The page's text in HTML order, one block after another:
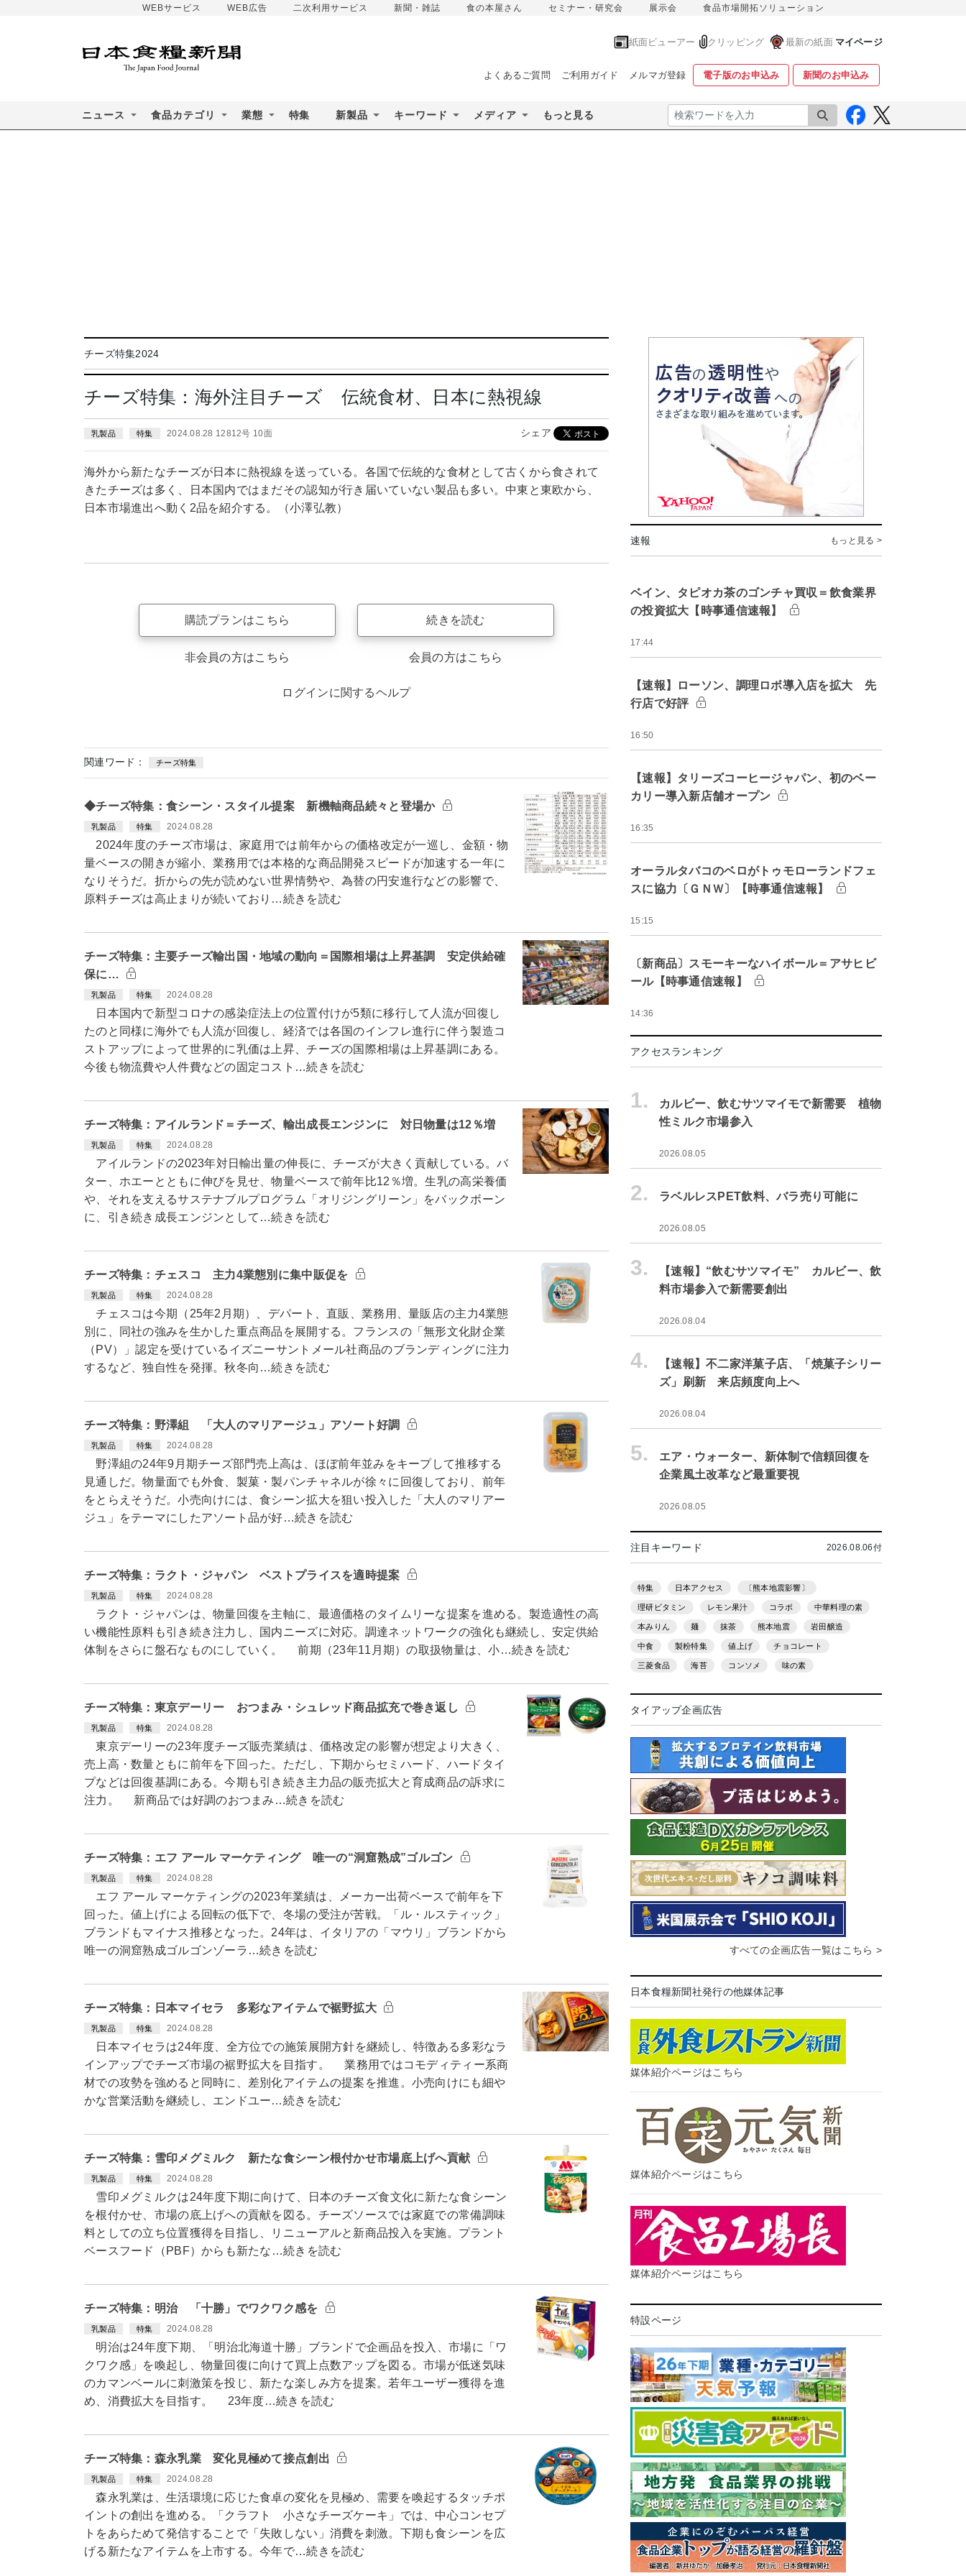
WEBサービス WEB広告 二次利用サービス 新聞・雑誌 食の本屋さん セミナー・研究会 展示会 食品市場開拓ソリューション
紙面ビューアー クリッピング 最新の紙面 マイページ
よくあるご質問 ご利用ガイド メルマガ登録 電子版のお申込み 新聞のお申込み
ニュース 食品カテゴリ 業態 特集 新製品 キーワード メディア もっと見る 検索
チーズ特集2024
チーズ特集：海外注目チーズ 伝統食材、日本に熱視線
乳製品 特集 2024.08.28 12812号 10面 シェア
海外から新たなチーズが日本に熱視線を送っている。各国で伝統的な食材として古くから食されて
きたチーズは多く、日本国内ではまだその認知が行き届いていない製品も多い。中東と東欧から、
日本市場進出へ動く2品を紹介する。（小澤弘教）
購読プランはこちら
非会員の方はこちら
続きを読む
会員の方はこちら
ログインに関するヘルプ
関連ワード： チーズ特集
◆チーズ特集：食シーン・スタイル提案 新機軸商品続々と登場か
乳製品 特集 2024.08.28
2024年度のチーズ市場は、家庭用では前年からの価格改定が一巡し、金額・物
量ベースの開きが縮小、業務用では本格的な商品開発スピードが加速する一年に
なりそうだ。折からの先が読めない世界情勢や、為替の円安進行などの影響で、
原料チーズは高止まりが続いており…続きを読む
チーズ特集：主要チーズ輸出国・地域の動向＝国際相場は上昇基調 安定供給確
保に…
乳製品 特集 2024.08.28
日本国内で新型コロナの感染症法上の位置付けが5類に移行して人流が回復し
たのと同様に海外でも人流が回復し、経済では各国のインフレ進行に伴う製造コ
ストアップによって世界的に乳価は上昇、チーズの国際相場は上昇基調にある。
今後も物流費や人件費などの固定コスト…続きを読む
チーズ特集：アイルランド＝チーズ、輸出成長エンジンに 対日物量は12％増
乳製品 特集 2024.08.28
アイルランドの2023年対日輸出量の伸長に、チーズが大きく貢献している。バ
ター、ホエーとともに伸びを見せ、物量ベースで前年比12％増。生乳の高栄養価
や、それを支えるサステナブルプログラム「オリジングリーン」をバックボーン
に、引き続き成長エンジンとして…続きを読む
チーズ特集：チェスコ 主力4業態別に集中販促を
乳製品 特集 2024.08.28
チェスコは今期（25年2月期）、デパート、直販、業務用、量販店の主力4業態
別に、同社の強みを生かした重点商品を展開する。フランスの「無形文化財企業
（PV）」認定を受けているイズニーサントメール社商品のブランディングに注力
するなど、独自性を発揮。秋冬向…続きを読む
チーズ特集：野澤組 「大人のマリアージュ」アソート好調
乳製品 特集 2024.08.28
野澤組の24年9月期チーズ部門売上高は、ほぼ前年並みをキープして推移する
見通しだ。物量面でも外食、製菓・製パンチャネルが徐々に回復しており、前年
をとらえそうだ。小売向けには、食シーン拡大を狙い投入した「大人のマリアー
ジュ」をテーマにしたアソート品が好…続きを読む
チーズ特集：ラクト・ジャパン ベストプライスを適時提案
乳製品 特集 2024.08.28
ラクト・ジャパンは、物量回復を主軸に、最適価格のタイムリーな提案を進める。製造適性の高
い機能性原料も引き続き注力し、国内ニーズに対応。調達ネットワークの強化も継続し、安定供給
体制をさらに盤石なものにしていく。 前期（23年11月期）の取扱物量は、小…続きを読む
チーズ特集：東京デーリー おつまみ・シュレッド商品拡充で巻き返し
乳製品 特集 2024.08.28
東京デーリーの23年度チーズ販売業績は、価格改定の影響が想定より大きく、
売上高・数量ともに前年を下回った。ただし、下期からセミハード、ハードタイ
プなどは回復基調にある。今期も引き続き主力品の販売拡大と育成商品の訴求に
注力。 新商品では好調のおつまみ…続きを読む
チーズ特集：エフ アール マーケティング 唯一の“洞窟熟成”ゴルゴン
乳製品 特集 2024.08.28
エフ アール マーケティングの2023年業績は、メーカー出荷ベースで前年を下
回った。値上げによる回転の低下で、冬場の受注が苦戦。「ル・ルスティック」
ブランドもマイナス推移となった。24年は、イタリアの「マウリ」ブランドから
唯一の洞窟熟成ゴルゴンゾーラ…続きを読む
チーズ特集：日本マイセラ 多彩なアイテムで裾野拡大
乳製品 特集 2024.08.28
日本マイセラは24年度、全方位での施策展開方針を継続し、特徴ある多彩なラ
インアップでチーズ市場の裾野拡大を目指す。 業務用ではコモディティー系商
材での攻勢を強めると同時に、差別化アイテムの提案を推進。小売向けにも細や
かな営業活動を継続し、エンドユー…続きを読む
チーズ特集：雪印メグミルク 新たな食シーン根付かせ市場底上げへ貢献
乳製品 特集 2024.08.28
雪印メグミルクは24年度下期に向けて、日本のチーズ食文化に新たな食シーン
を根付かせ、市場の底上げへの貢献を図る。チーズソースでは家庭での常備調味
料としての立ち位置獲得を目指し、リニューアルと新商品投入を実施。プラント
ベースフード（PBF）からも新たな…続きを読む
チーズ特集：明治 「十勝」でワクワク感を
乳製品 特集 2024.08.28
明治は24年度下期、「明治北海道十勝」ブランドで企画品を投入、市場に「ワ
クワク感」を喚起し、物量回復に向けて買上点数アップを図る。市場が低迷気味
のカマンベールに刺激策を投じ、新たな楽しみ方を提案。若年ユーザー獲得を進
め、消費拡大を目指す。 23年度…続きを読む
チーズ特集：森永乳業 変化見極めて接点創出
乳製品 特集 2024.08.28
森永乳業は、生活環境に応じた食卓の変化を見極め、需要を喚起するタッチポ
イントの創出を進める。「クラフト 小さなチーズケーキ」では、中心コンセプ
トをあらためて発信することで「失敗しない」消費を刺激。下期も食シーンを広
げる新たなアイテムを上市する。今年で…続きを読む
速報 もっと見る >
ベイン、タピオカ茶のゴンチャ買収＝飲食業界
の投資拡大【時事通信速報】
17:44
【速報】ローソン、調理ロボ導入店を拡大 先
行店で好評
16:50
【速報】タリーズコーヒージャパン、初のベー
カリー導入新店舗オープン
16:35
オーラルタバコのベロがトゥモローランドフェ
スに協力〔ＧＮＷ〕【時事通信速報】
15:15
〔新商品〕スモーキーなハイボール＝アサヒビ
ール【時事通信速報】
14:36
アクセスランキング
1.
カルビー、飲むサツマイモで新需要 植物
性ミルク市場参入
2026.08.05
2. ラベルレスPET飲料、バラ売り可能に
2026.08.05
3.
【速報】“飲むサツマイモ” カルビー、飲
料市場参入で新需要創出
2026.08.04
4.
【速報】不二家洋菓子店、「焼菓子シリー
ズ」刷新 来店頻度向上へ
2026.08.04
5.
エア・ウォーター、新体制で信頼回復を
企業風土改革など最重要視
2026.08.05
注目キーワード 2026.08.06付
特集 日本アクセス 〔熊本地震影響〕
理研ビタミン レモン果汁 コラボ 中華料理の素
本みりん 麺 抹茶 熊本地震 岩田醸造
中食 製粉特集 値上げ チョコレート
三菱食品 海苔 コンソメ 味の素
タイアップ企画広告
すべての企画広告一覧はこちら >
日本食糧新聞社発行の他媒体記事
媒体紹介ページはこちら
媒体紹介ページはこちら
媒体紹介ページはこちら
特設ページ